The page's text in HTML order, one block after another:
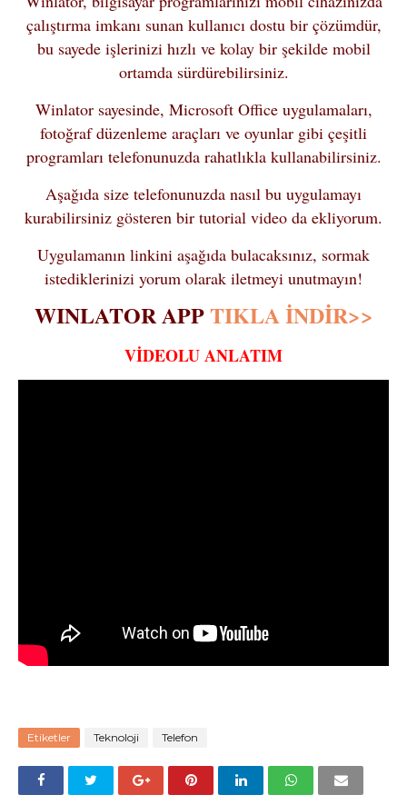
çalıştırma imkanı sunan kullanıcı dostu bir çözümdür,
bu sayede işlerinizi hızlı ve kolay bir şekilde mobil
ortamda sürdürebilirsiniz.
Winlator sayesinde, Microsoft Office uygulamaları,
fotoğraf düzenleme araçları ve oyunlar gibi çeşitli
programları telefonunuzda rahatlıkla kullanabilirsiniz.
Aşağıda size telefonunuzda nasıl bu uygulamayı
kurabilirsiniz gösteren bir tutorial video da ekliyorum.
Uygulamanın linkini aşağıda bulacaksınız, sormak
istediklerinizi yorum olarak iletmeyi unutmayın!
WINLATOR APPTIKLA İNDİR>>
VİDEOLU ANLATIM
Etiketler Teknoloji Telefon